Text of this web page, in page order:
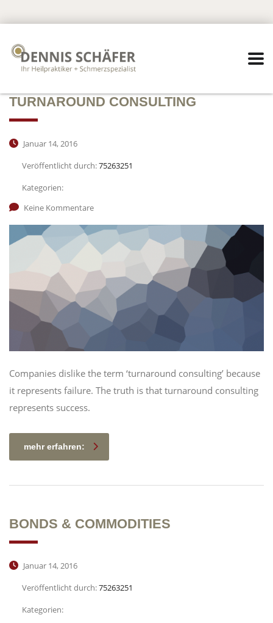
TURNAROUND CONSULTING
Januar 14, 2016
Veröffentlicht durch:75263251
Kategorien:
Keine Kommentare
Companies dislike the term ‘turnaround consulting’ because
it represents failure. The truth is that turnaround consulting
represents success.
mehr erfahren:
BONDS & COMMODITIES
Januar 14, 2016
Veröffentlicht durch:75263251
Kategorien: